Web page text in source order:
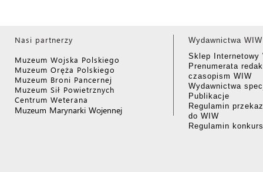
Nasi partnerzy
Muzeum Wojska Polskiego
Muzeum Oręża Polskiego
Muzeum Broni Pancernej
Muzeum Sił Powietrznych
Centrum Weterana
Muzeum Marynarki Wojennej
Wydawnictwa WIW
Sklep Internetowy
Prenumerata
czasopism WIW
Wydawnictwa
Publikacje
Regulamin
do WIW
Regulamin